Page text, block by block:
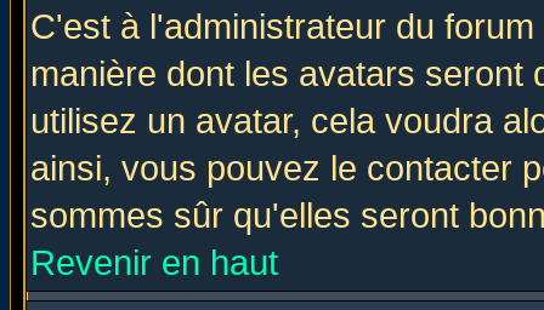
C'est à l'administrateur du
manière dont les avatars seront
utilisez un avatar, cela voudra
ainsi, vous pouvez le contacter
sommes sûr qu'elles seront
Revenir en haut